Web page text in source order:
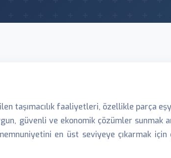
taşımacılık faaliyetleri, özellikle parça
güvenli ve ekonomik çözümler sunmak
en üst seviyeye çıkarmak